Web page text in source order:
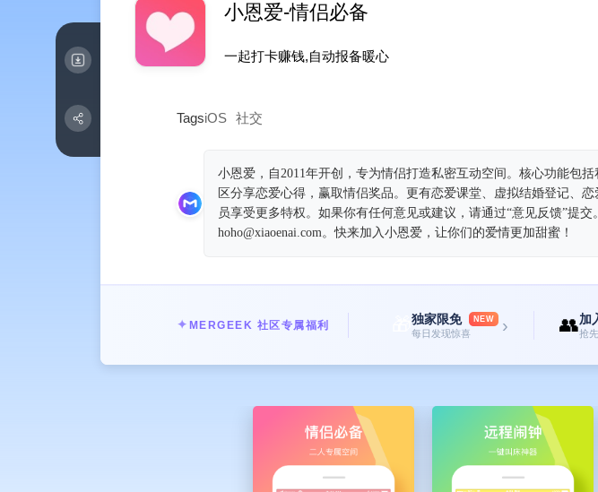
小恩爱-情侣必备
一起打卡赚钱,自动报备暖‪心‬
TagsiOS 社交
小恩爱，自2011年开创，专为情侣打造私密互动空间。核心功能包
区分享恋爱心得，赢取情侣奖品。更有恋爱课堂、虚拟结婚登记、
员享受更多特权。如果你有任何意见或建议，请通过“意见反馈”提交
hoho@xiaoenai.com。快来加入小恩爱，让你们的爱情更加甜蜜！
✦ MERGEEK 社区专属福利 独家限免 NEW
每日发现惊喜 › 👥加
抢